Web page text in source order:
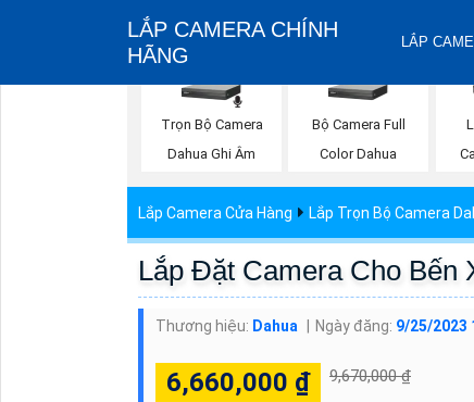
LẮP CAMERA CHÍNH
HÃNG
LẮP
Trọn Bộ Camera
Dahua Ghi Âm
Bộ Camera Full
Color Dahua
Lắp Camera Cửa Hàng Lắp Trọn Bộ Camera
Lắp Đặt Camera Cho Bến
Thương hiệu: Dahua Ngày đăng: 9/25/2023
6,660,000 ₫ 9,670,000 ₫